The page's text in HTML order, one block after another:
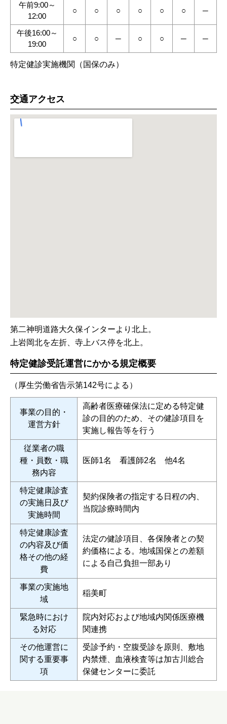
午前9:00～
12:00
○ ○ ○ ○ ○ ○ ─
午後16:00～
19:00
○ ○ ─ ○ ○ ─ ─
特定健診実施機関（国保のみ）
交通アクセス
第二神明道路大久保インターより北上。
上岩岡北を左折、寺上バス停を北上。
特定健診受託運営にかかる規定概要
（厚生労働省告示第142号による）
事業の目的・
運営方針
高齢者医療確保法に定める特定健
診の目的のため、その健診項目を
実施し報告等を行う
従業者の職
種・員数・職
務内容
医師1名 看護師2名 他4名
特定健康診査
の実施日及び
実施時間
契約保険者の指定する日程の内、
当院診療時間内
特定健康診査
の内容及び価
格その他の経
費
法定の健診項目、各保険者との契
約価格による。地域国保との差額
による自己負担一部あり
事業の実施地
域
稲美町
緊急時におけ
る対応
院内対応および地域内関係医療機
関連携
その他運営に
関する重要事
項
受診予約・空腹受診を原則、敷地
内禁煙、血液検査等は加古川総合
保健センターに委託